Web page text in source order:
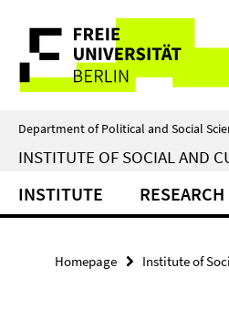
direkt
Inhalt
Service
Navigation
Department of Political and Social
INSTITUTE OF SOCIAL AND
INSTITUTE RESEARCH
Homepage Institute of